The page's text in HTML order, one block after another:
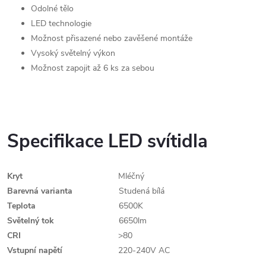
Odolné tělo
LED technologie
Možnost přisazené nebo zavěšené montáže
Vysoký světelný výkon
Možnost zapojit až 6 ks za sebou
Specifikace LED svítidla
Kryt
Mléčný
Barevná varianta
Studená bílá
Teplota
6500K
Světelný tok
6650lm
CRI
>80
Vstupní napětí
220-240V AC